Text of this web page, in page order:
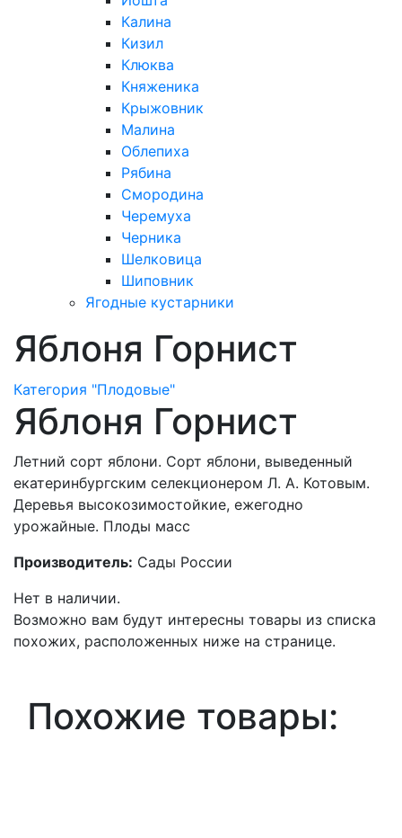
Калина
Кизил
Клюква
Княженика
Крыжовник
Малина
Облепиха
Рябина
Смородина
Черемуха
Черника
Шелковица
Шиповник
Ягодные кустарники
Яблоня Горнист
Категория "Плодовые"
Яблоня Горнист
Летний сорт яблони. Сорт яблони, выведенный
екатеринбургским селекционером Л. А. Котовым.
Деревья высокозимостойкие, ежегодно
урожайные. Плоды масс
Производитель: Сады России
Нет в наличии.
Возможно вам будут интересны товары из списка
похожих, расположенных ниже на странице.
Похожие товары: